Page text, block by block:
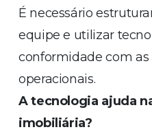
É necessário
equipe e utilizar
conformidade com as
operacionais.
A tecnologia ajuda
imobiliária?